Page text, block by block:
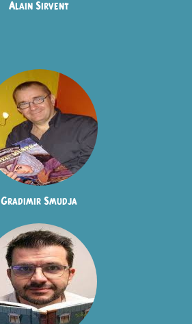
Alain Sirvent
Gradimir Smudja